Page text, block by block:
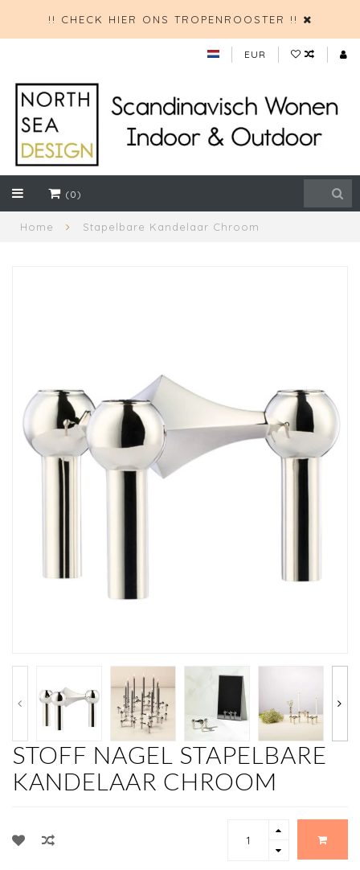
!! CHECK HIER ONS TROPENROOSTER !!
EUR
(0)
Home Stapelbare Kandelaar Chroom
STOFF NAGEL STAPELBARE
KANDELAAR CHROOM